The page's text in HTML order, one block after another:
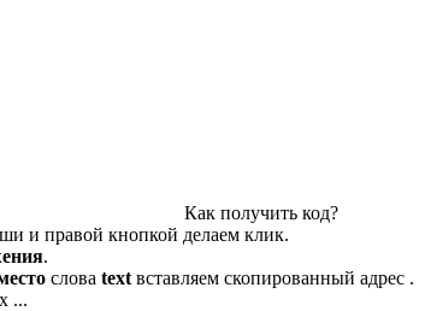
Как получить код?
и правой кнопкой делаем клик.
.
слова text вставляем скопированный адрес .
...